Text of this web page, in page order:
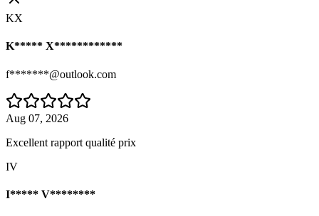
KX
K***** X************
f*******@outlook.com
Aug 07, 2026
Excellent rapport qualité prix
IV
I***** V********